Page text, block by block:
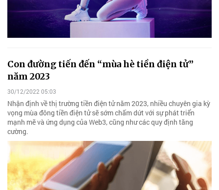
Con đường tiến đến “mùa hè tiền điện tử”
năm 2023
30/12/2022 05:03
Nhận định về thị trường tiền điện tử năm 2023, nhiều chuyên gia kỳ
vọng mùa đông tiền điện tử sẽ sớm chấm dứt với sự phát triển
mạnh mẽ và ứng dụng của Web3, cũng như các quy định tăng
cường.